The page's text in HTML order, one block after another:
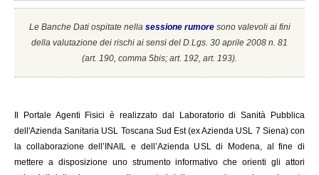
Le Banche Dati ospitate nella sessione rumore sono valevoli ai fini
della valutazione dei rischi ai sensi del D.Lgs. 30 aprile 2008 n. 81
(art. 190, comma 5bis; art. 192, art. 193).
Portale Agenti Fisici è realizzato dal Laboratorio di Sanità Pubblica
dell'Azienda Sanitaria USL Toscana Sud Est (ex Azienda USL 7 Siena) con
la collaborazione dell’INAIL e dell’Azienda USL di Modena, al fine di
mettere a disposizione uno strumento informativo che orienti gli attori